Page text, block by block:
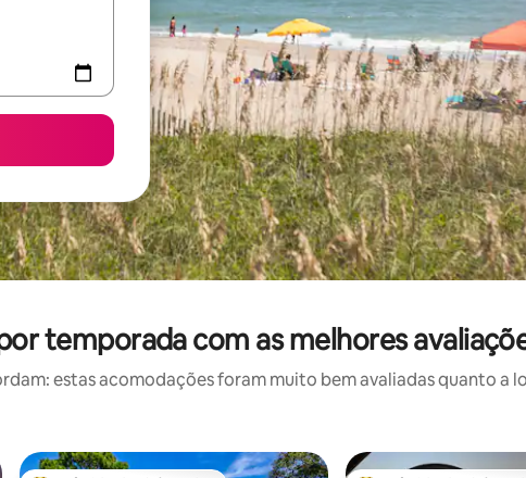
temporada com as melhores
estas acomodações foram muito bem avaliadas quanto a